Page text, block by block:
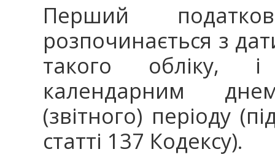
Перший
розпочинається з
такого обліку, і
календарним
(звітного) періоду
статті 137 Кодексу).